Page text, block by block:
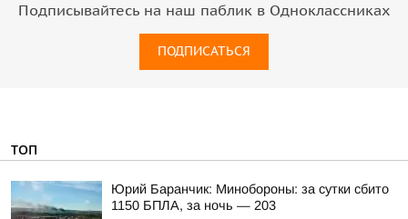
Подписывайтесь на наш паблик в Одноклассниках
ПОДПИСАТЬСЯ
ТОП
Юрий Баранчик: Минобороны: за сутки сбито
1150 БПЛА, за ночь — 203